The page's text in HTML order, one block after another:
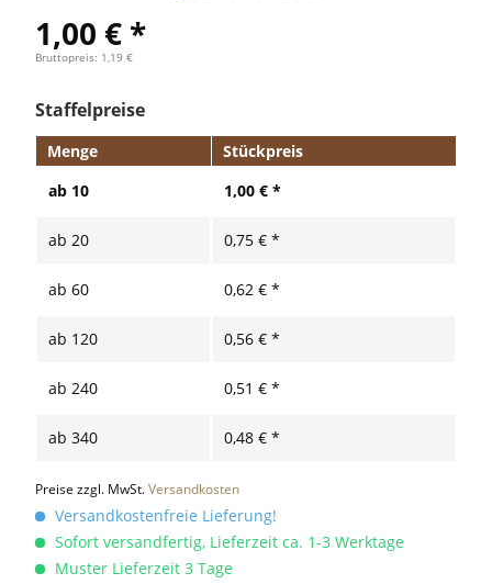
1,00 € *
Bruttopreis: 1,19 €
Staffelpreise
Menge
Stückpreis
ab 10 1,00 € *
ab 20 0,75 € *
ab 60 0,62 € *
ab 120 0,56 € *
ab 240 0,51 € *
ab 340 0,48 € *
Preise zzgl. MwSt.Versandkosten
Versandkostenfreie Lieferung!
Sofort versandfertig, Lieferzeit ca. 1-3 Werktage
Muster Lieferzeit 3 Tage